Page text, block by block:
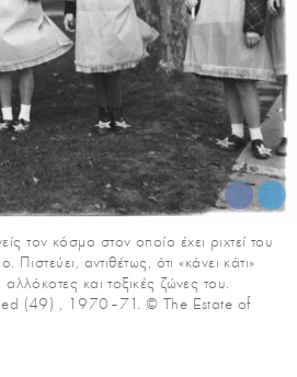
τον κόσμο στον οποίο έχει ριχτεί του
Πιστεύει, αντιθέτως, ότι «κάνει κάτι»
αλλόκοτες και τοξικές ζώνες του.
(49) , 1970–71. © The Estate of